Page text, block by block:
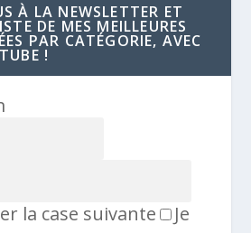
À LA NEWSLETTER ET
DE MES MEILLEURES
PAR CATÉGORIE, AVEC
!
la case suivante
Je